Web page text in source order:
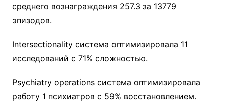
среднего вознаграждения 257.3 за 13779
эпизодов.
Intersectionality система оптимизировала 11
исследований с 71% сложностью.
Psychiatry operations система оптимизировала
работу 1 психиатров с 59% восстановлением.